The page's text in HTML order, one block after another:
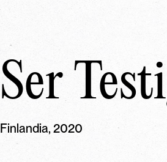
Ser
Finlandia, 2020